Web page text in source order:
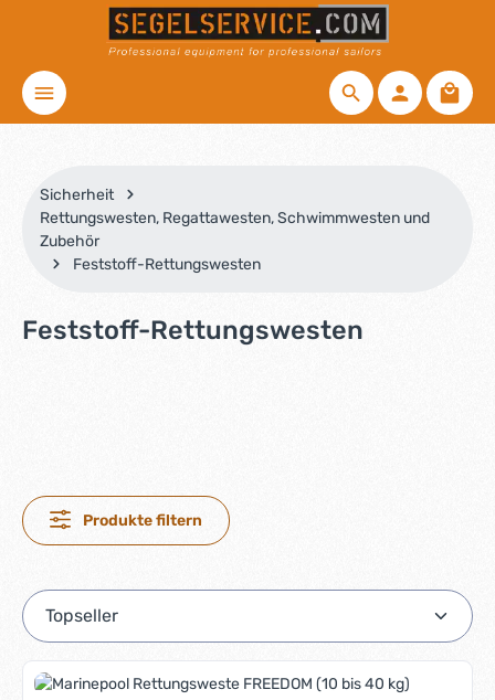
Zum Hauptinhalt springen
Sicherheit
Rettungswesten, Regattawesten, Schwimmwesten und
Zubehör
Feststoff-Rettungswesten
Feststoff-Rettungswesten
Produkte filtern